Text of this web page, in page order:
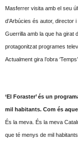
Masferrer visita amb el seu
d’Arbúcies és autor, director
Guerrilla amb la que ha girat
protagonitzat programes
Actualment gira l’obra
‘El Foraster’ és un
mil habitants. Com és
És la meva. És la meva
que té menys de mil